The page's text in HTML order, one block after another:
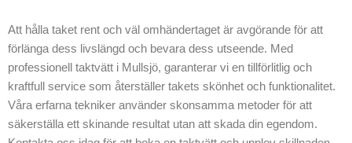
Att hålla taket rent och väl omhändertaget är avgörande för att
förlänga dess livslängd och bevara dess utseende. Med
professionell taktvätt i Mullsjö, garanterar vi en tillförlitlig och
kraftfull service som återställer takets skönhet och funktionalitet.
Våra erfarna tekniker använder skonsamma metoder för att
säkerställa ett skinande resultat utan att skada din egendom.